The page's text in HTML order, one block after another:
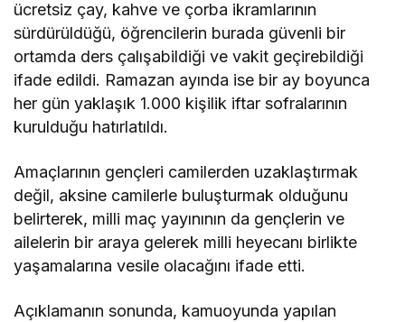
ücretsiz çay, kahve ve çorba ikramlarının
sürdürüldüğü, öğrencilerin burada güvenli bir
ortamda ders çalışabildiği ve vakit geçirebildiği
ifade edildi. Ramazan ayında ise bir ay boyunca
her gün yaklaşık 1.000 kişilik iftar sofralarının
kurulduğu hatırlatıldı.
Amaçlarının gençleri camilerden uzaklaştırmak
değil, aksine camilerle buluşturmak olduğunu
belirterek, milli maç yayınının da gençlerin ve
ailelerin bir araya gelerek milli heyecanı birlikte
yaşamalarına vesile olacağını ifade etti.
Açıklamanın sonunda, kamuoyunda yapılan